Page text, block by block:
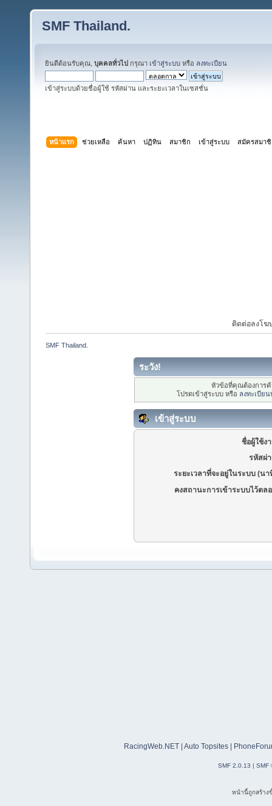
SMF Thailand.
ยินดีต้อนรับคุณ, บุคคลทั่วไป กรุณา เข้าสู่ระบบ หรือ ลงทะเบียน
เข้าสู่ระบบด้วยชื่อผู้ใช้ รหัสผ่าน และระยะเวลาในเซสชั่น
หน้าแรก ช่วยเหลือ ค้นหา ปฏิทิน สมาชิก เข้าสู่ระบบ สมัครสมา
ติดต่อลงโ
SMF Thailand.
ระวัง!
หัวข้อที่คุณต้องการ
โปรดเข้าสู่ระบบ หรือ ลงทะเบีย
เข้าสู่ระบบ
ชื่อผู้ใช้ง
รหัสผ่
ระยะเวลาที่จะอยู่ในระบบ (นา
คงสถานะการเข้าระบบไว้ตล
RacingWeb.NET Auto Topsites
SMF 2.0.13 | SMF
หน้านี้ถูกสร้าง